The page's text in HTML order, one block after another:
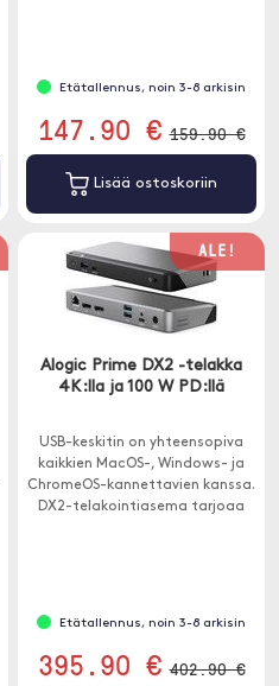
Etätallennus, noin 3-8 arkisin
147.90 € 159.90 €
Lisää ostoskoriin
ALE!
Alogic Prime DX2 -telakka
4K:lla ja 100 W PD:llä
USB-keskitin on yhteensopiva
kaikkien MacOS-, Windows- ja
ChromeOS-kannettavien kanssa.
DX2-telakointiasema tarjoaa
Etätallennus, noin 3-8 arkisin
395.90 € 402.90 €